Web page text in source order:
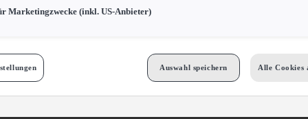
der in den entsprechenden Cookies enthaltenen personenbezogenen Daten zu.
für Zwecke von Google Analytics gesetzt werden, finden Sie in den Cookie-
für Marketingzwecke:
Sofern Sie über einen von uns personalisierten Link
können Ihre erzeugten Daten, sofern Sie dem explizit zugestimmt („Cookies
& Co KG, eingesehen werden.
Marketingzwecke (inkl. US-Anbieter)
Auswahl speichern Alle Cookies